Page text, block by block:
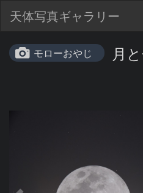
天体写真ギャラリー
モローおやじ 月